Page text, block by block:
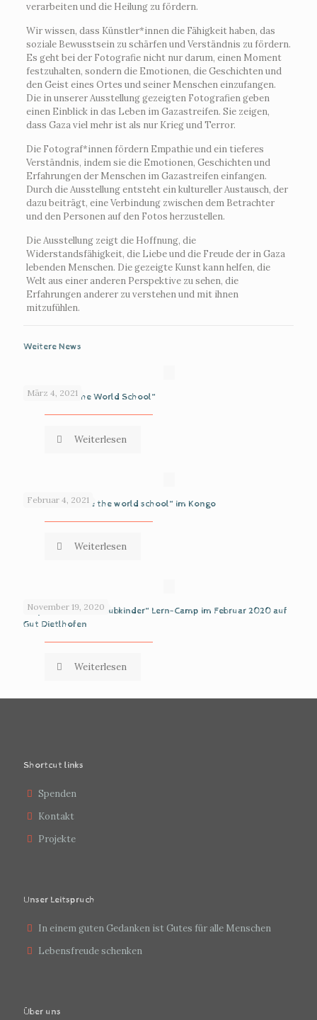
verarbeiten und die Heilung zu fördern.
Wir wissen, dass Künstler*innen die Fähigkeit haben, das
soziale Bewusstsein zu schärfen und Verständnis zu fördern.
Es geht bei der Fotografie nicht nur darum, einen Moment
festzuhalten, sondern die Emotionen, die Geschichten und
den Geist eines Ortes und seiner Menschen einzufangen.
Die in unserer Ausstellung gezeigten Fotografien geben
einen Einblick in das Leben im Gazastreifen. Sie zeigen,
dass Gaza viel mehr ist als nur Krieg und Terror.
Die Fotograf*innen fördern Empathie und ein tieferes
Verständnis, indem sie die Emotionen, Geschichten und
Erfahrungen der Menschen im Gazastreifen einfangen.
Durch die Ausstellung entsteht ein kultureller Austausch, der
dazu beiträgt, eine Verbindung zwischen dem Betrachter
und den Personen auf den Fotos herzustellen.
Die Ausstellung zeigt die Hoffnung, die
Widerstandsfähigkeit, die Liebe und die Freude der in Gaza
lebenden Menschen. Die gezeigte Kunst kann helfen, die
Welt aus einer anderen Perspektive zu sehen, die
Erfahrungen anderer zu verstehen und mit ihnen
mitzufühlen.
Weitere News
März 4, 2021
The „We are the World School“
Weiterlesen
Februar 4, 2021
Die Oase „We are the world school“ im Kongo
Weiterlesen
November 19, 2020
Projekt „Sternenstaubkinder“ Lern-Camp im Februar 2020 auf
Gut Dietlhofen
Weiterlesen
Shortcut links
Spenden
Kontakt
Projekte
Unser Leitspruch
In einem guten Gedanken ist Gutes für alle Menschen
Lebensfreude schenken
Über uns